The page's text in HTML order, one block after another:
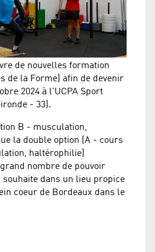
de nouvelles formation
de la Forme) afin de devenir
2024 à l'UCPA Sport
- 33).
B - musculation,
la double option (A - cours
haltérophilie)
nombre de pouvoir
dans un lieu propice
coeur de Bordeaux dans le